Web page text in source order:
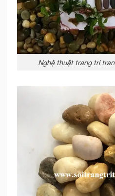
Nghệ thuật trang trí